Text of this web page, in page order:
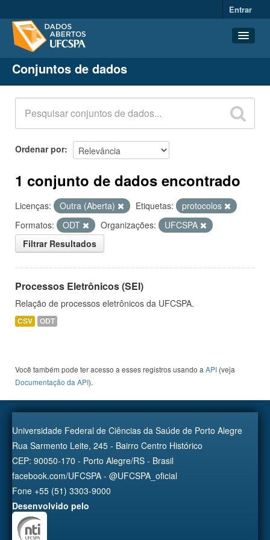
Entrar
Conjuntos de dados
Organizações
Grupos
Sobre
Conjuntos de dados
Ordenar por
1 conjunto de dados encontrado
Licenças: Outra (Aberta) Etiquetas:
protocolos
Formatos:
ODT Organizações:
UFCSPA
Filtrar Resultados
Processos Eletrônicos (SEI)
Relação de processos eletrônicos da UFCSPA.
CSV ODT
Você também pode ter acesso a esses registros usando a API (veja
Documentação da API).
Universidade Federal de Ciências da Saúde de Porto Alegre
Rua Sarmento Leite, 245 - Bairro Centro Histórico
CEP: 90050-170 - Porto Alegre/RS - Brasil
facebook.com/UFCSPA - @UFCSPA_oficial
Fone +55 (51) 3303-9000
Desenvolvido pelo